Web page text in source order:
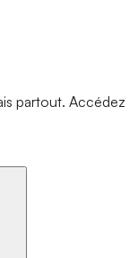
partout. Accédez